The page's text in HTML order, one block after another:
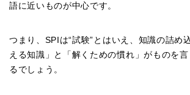
語に近いものが中心です。
つまり、SPIは“試験”とはいえ、知識の詰め
える知識」と「解くための慣れ」がものを言
るでしょう。